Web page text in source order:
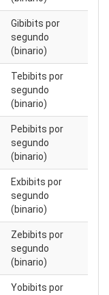
Gibibits por
segundo
(binario)
Tebibits por
segundo
(binario)
Pebibits por
segundo
(binario)
Exbibits por
segundo
(binario)
Zebibits por
segundo
(binario)
Yobibits por